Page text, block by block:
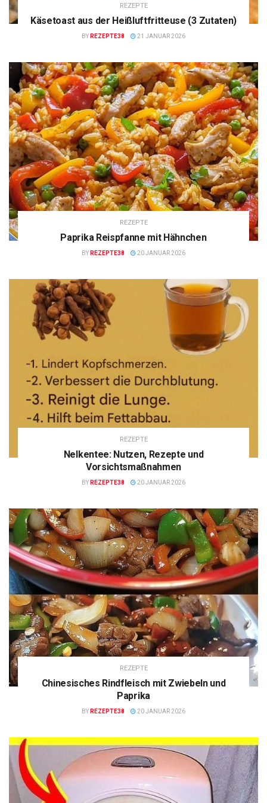
REZEPTE
Käsetoast aus der Heißluftfritteuse (3 Zutaten)
BY REZEPTE38 21 JANUAR 2026
REZEPTE
Paprika Reispfanne mit Hähnchen
BY REZEPTE38 20 JANUAR 2026
REZEPTE
Nelkentee: Nutzen, Rezepte und
Vorsichtsmaßnahmen
BY REZEPTE38 20 JANUAR 2026
REZEPTE
Chinesisches Rindfleisch mit Zwiebeln und
Paprika
BY REZEPTE38 20 JANUAR 2026